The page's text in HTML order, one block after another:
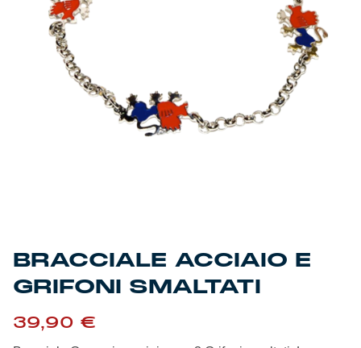
Genoa for Special
Genoa Academy
Tacchettee Collection
Urban Collection
Red&Blue Voices
Kids
BRACCIALE ACCIAIO E
GRIFONI SMALTATI
39,90 €